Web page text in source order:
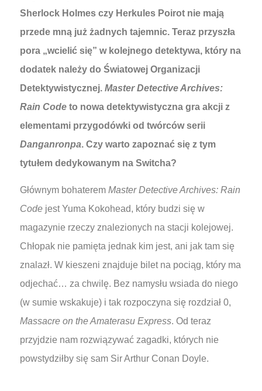
Sherlock Holmes czy Herkules Poirot nie mają
przede mną już żadnych tajemnic. Teraz przyszła
pora „wcielić się” w kolejnego detektywa, który na
dodatek należy do Światowej Organizacji
Detektywistycznej. Master Detective Archives:
Rain Code to nowa detektywistyczna gra akcji z
elementami przygodówki od twórców serii
Danganronpa. Czy warto zapoznać się z tym
tytułem dedykowanym na Switcha?
Głównym bohaterem Master Detective Archives: Rain
Code jest Yuma Kokohead, który budzi się w
magazynie rzeczy znalezionych na stacji kolejowej.
Chłopak nie pamięta jednak kim jest, ani jak tam się
znalazł. W kieszeni znajduje bilet na pociąg, który ma
odjechać… za chwilę. Bez namysłu wsiada do niego
(w sumie wskakuje) i tak rozpoczyna się rozdział 0,
Massacre on the Amaterasu Express. Od teraz
przyjdzie nam rozwiązywać zagadki, których nie
powstydziłby się sam Sir Arthur Conan Doyle.